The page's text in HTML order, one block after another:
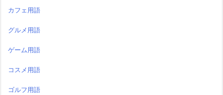
カフェ用語
グルメ用語
ゲーム用語
コスメ用語
ゴルフ用語